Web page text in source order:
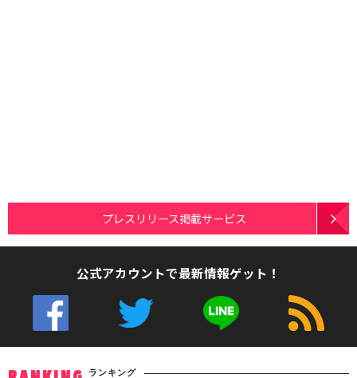
プレスリリース掲載サービス
公式アカウントで最新情報ゲット！
ランキング